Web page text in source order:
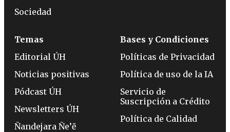
Sociedad
Temas
Editorial ÚH
Noticias positivas
Pódcast ÚH
Newsletters ÚH
Ñandejara Ñe’ẽ
Bases y Condiciones
Políticas de Privacidad
Política de uso de la IA
Servicio de
Suscripción a Crédito
Política de Calidad